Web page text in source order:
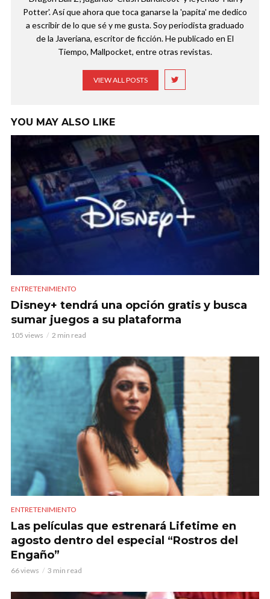
Potter'. Así que ahora que toca ganarse la 'papita' me dedico
a escribir de lo que sé y me gusta. Soy periodista graduado
de la Javeriana, escritor de ficción. He publicado en El
Tiempo, Mallpocket, entre otras revistas.
VIEW ALL POSTS
YOU MAY ALSO LIKE
ENTRETENIMIENTO
Disney+ tendrá una opción gratis y busca
sumar juegos a su plataforma
105 views 2 min read
ENTRETENIMIENTO
Las películas que estrenará Lifetime en
agosto dentro del especial “Rostros del
Engaño”
66 views 3 min read